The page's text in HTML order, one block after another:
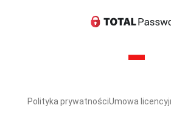
Polityka prywatnościUmowa